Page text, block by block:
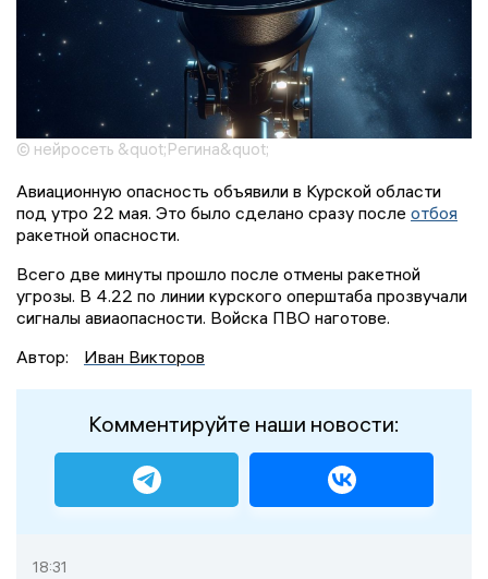
© нейросеть &quot;Регина&quot;
Авиационную опасность объявили в Курской области
под утро 22 мая. Это было сделано сразу после отбоя
ракетной опасности.
Всего две минуты прошло после отмены ракетной
угрозы. В 4.22 по линии курского оперштаба прозвучали
сигналы авиаопасности. Войска ПВО наготове.
Автор:
Иван Викторов
Комментируйте наши новости:
18:31